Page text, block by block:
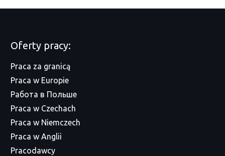
Oferty pracy:
Praca za granicą
Praca w Europie
Работа в Польше
Praca w Czechach
Praca w Niemczech
Praca w Anglii
Pracodawcy